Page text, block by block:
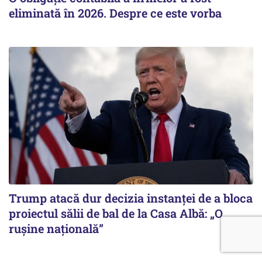
eliminată în 2026. Despre ce este vorba
Trump atacă dur decizia instanţei de a bloca
proiectul sălii de bal de la Casa Albă: „O
ruşine naţională”